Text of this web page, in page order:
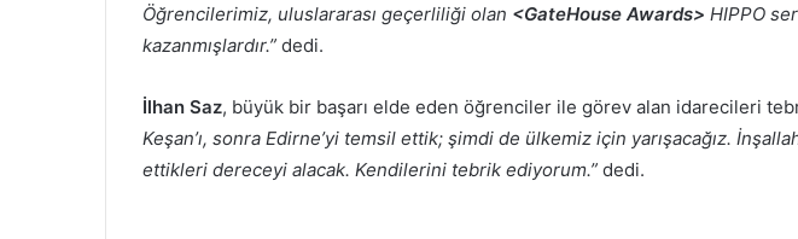
Öğrencilerimiz, uluslararası geçerliliği olan <GateHouse Awards> HIPPO
kazanmışlardır.” dedi.
İlhan Saz, büyük bir başarı elde eden öğrenciler ile görev alan idarecileri
Keşan’ı, sonra Edirne’yi temsil ettik; şimdi de ülkemiz için yarışacağız.
ettikleri dereceyi alacak. Kendilerini tebrik ediyorum.” dedi.